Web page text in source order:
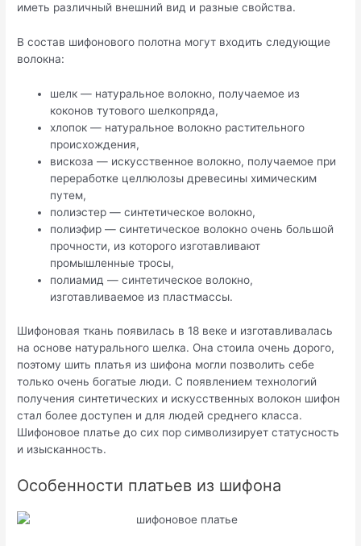
иметь различный внешний вид и разные свойства.
В состав шифонового полотна могут входить следующие
волокна:
шелк — натуральное волокно, получаемое из
коконов тутового шелкопряда,
хлопок — натуральное волокно растительного
происхождения,
вискоза — искусственное волокно, получаемое при
переработке целлюлозы древесины химическим
путем,
полиэстер — синтетическое волокно,
полиэфир — синтетическое волокно очень большой
прочности, из которого изготавливают
промышленные тросы,
полиамид — синтетическое волокно,
изготавливаемое из пластмассы.
Шифоновая ткань появилась в 18 веке и изготавливалась
на основе натурального шелка. Она стоила очень дорого,
поэтому шить платья из шифона могли позволить себе
только очень богатые люди. С появлением технологий
получения синтетических и искусственных волокон шифон
стал более доступен и для людей среднего класса.
Шифоновое платье до сих пор символизирует статусность
и изысканность.
Особенности платьев из шифона